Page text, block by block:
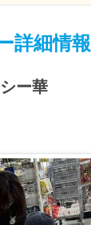
詳細情報
ー華